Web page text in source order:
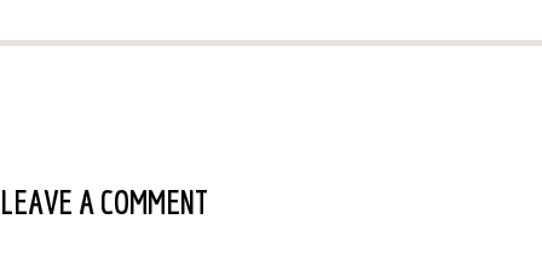
LEAVE A COMMENT